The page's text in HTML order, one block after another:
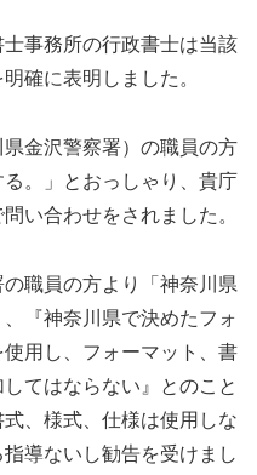
事務所の行政書士は当該
確に表明しました。
金沢警察署）の職員の方
。」とおっしゃり、貴庁
い合わせをされました。
職員の方より「神奈川県
『神奈川県で決めたフォ
用し、フォーマット、書
てはならない』とのこと
、様式、仕様は使用しな
導ないし勧告を受けまし